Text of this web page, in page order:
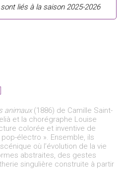
liés à la saison 2025-2026
animaux(1886) de Camille Saint-
et la chorégraphe Louise
colorée et inventive de
électro ». Ensemble, ils
où l’évolution de la vie
abstraites, des gestes
singulière construite à partir